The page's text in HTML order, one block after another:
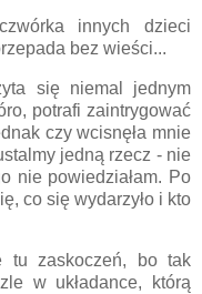
innych dzieci
bez wieści...
się niemal jednym
potrafi zaintrygować
czy wcisnęła mnie
jedną rzecz - nie
nie powiedziałam. Po
co się wydarzyło i kto
tu zaskoczeń, bo tak
w układance, którą